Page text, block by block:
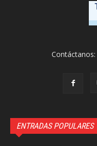
Contáctanos:
ENTRADAS POPULARES